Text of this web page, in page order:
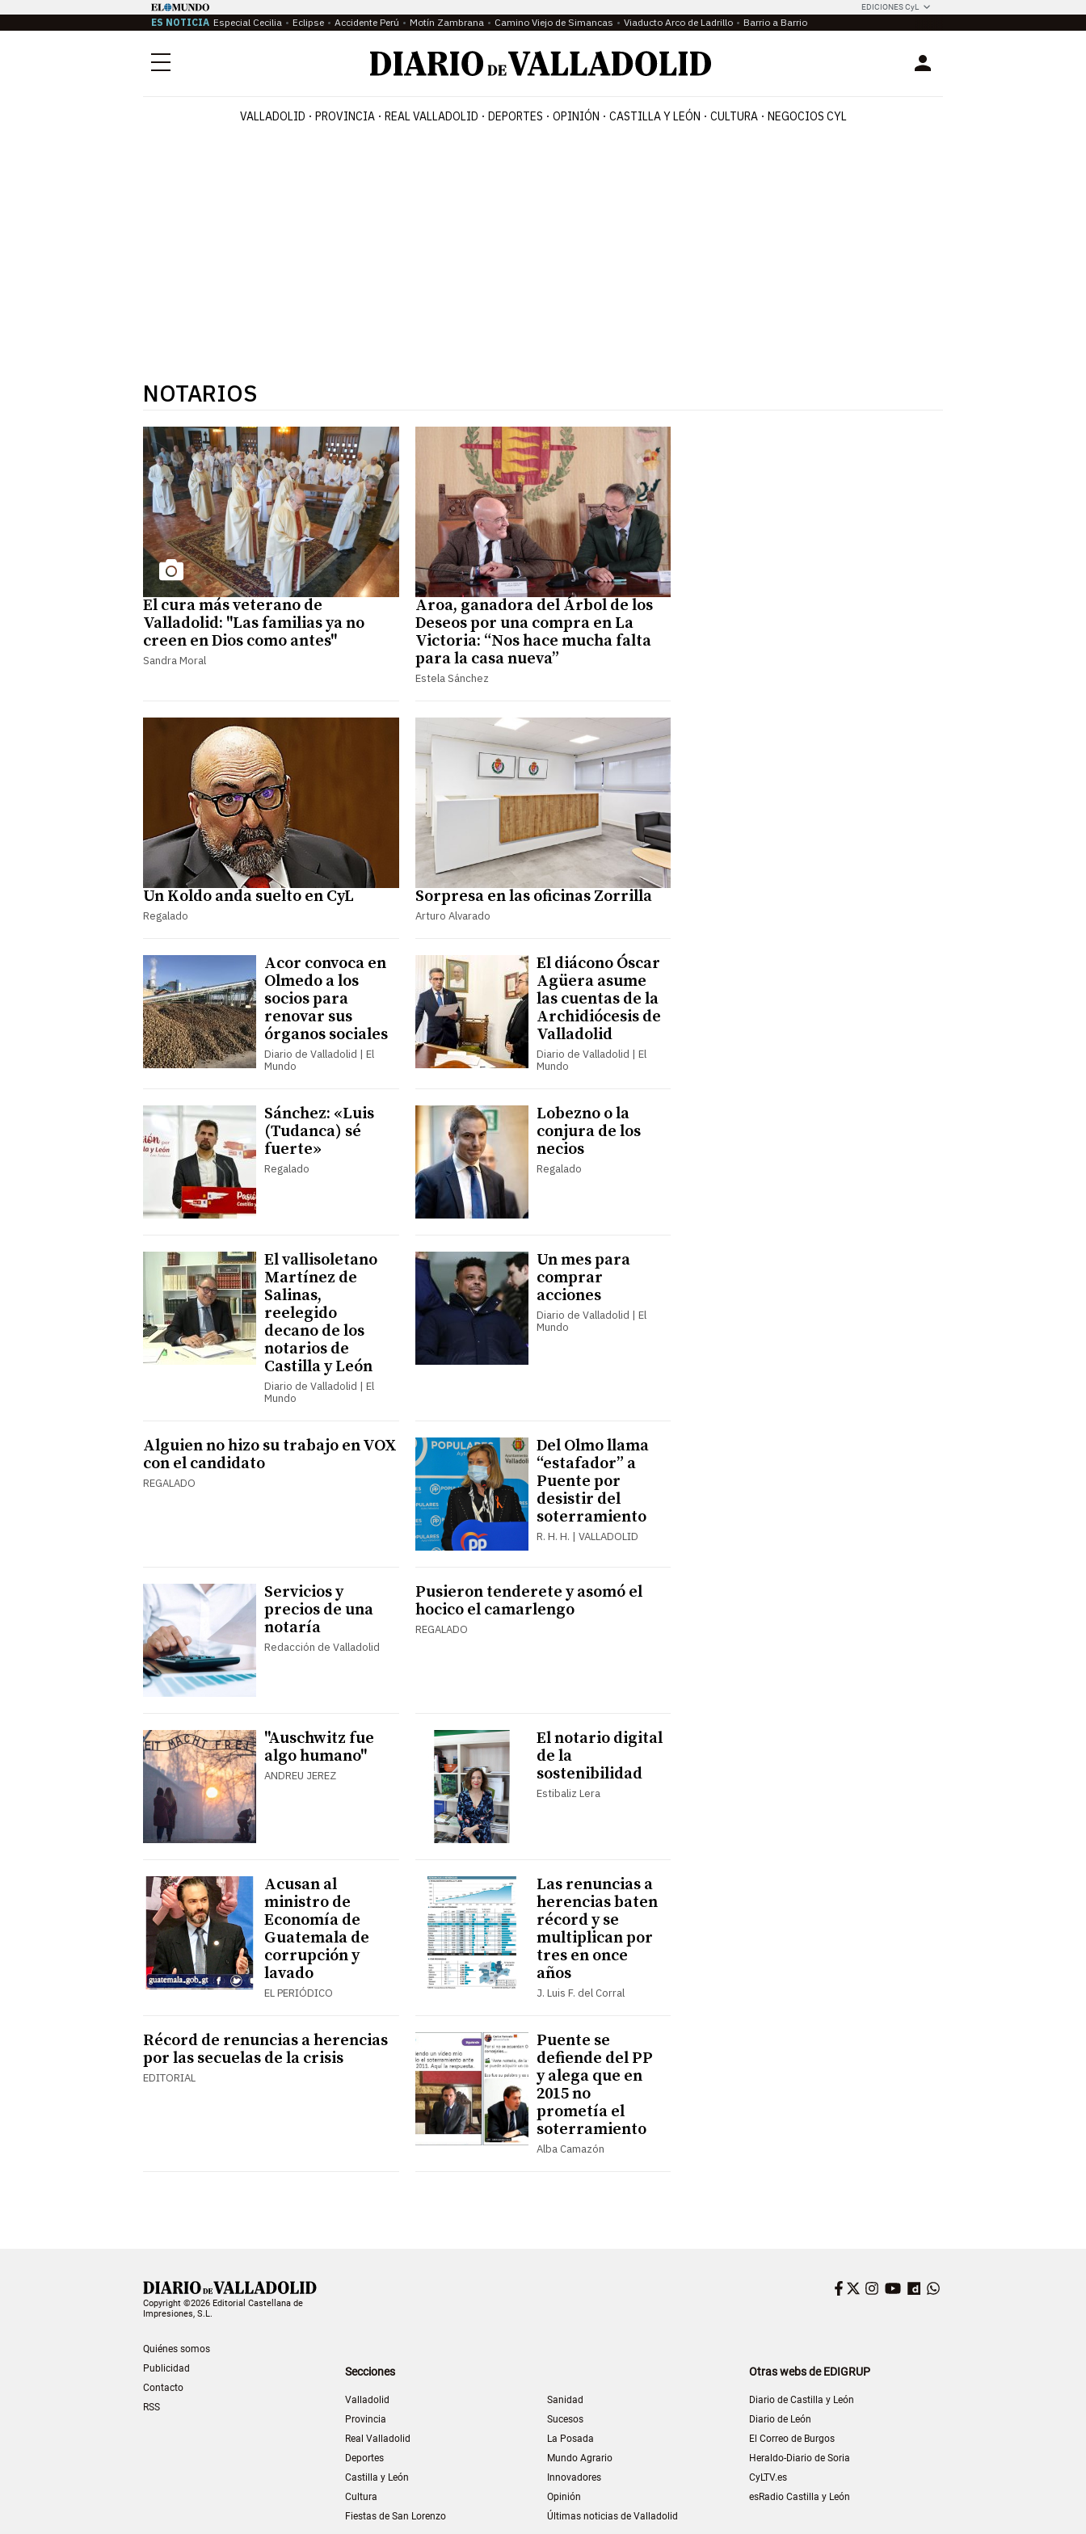
EDICIONES CyL
ES NOTICIA Especial Cecilia Eclipse Accidente Perú Motín Zambrana Camino Viejo de Simancas Viaducto Arco de Ladrillo Barrio a Barrio
Menú Login
VALLADOLID PROVINCIA REAL VALLADOLID DEPORTES OPINIÓN CASTILLA Y LEÓN CULTURA NEGOCIOS CYL
NOTARIOS
El cura más veterano de
Valladolid: "Las familias ya no
creen en Dios como antes"
Sandra Moral
Aroa, ganadora del Árbol de los
Deseos por una compra en La
Victoria: “Nos hace mucha falta
para la casa nueva”
Estela Sánchez
Un Koldo anda suelto en CyL
Regalado
Sorpresa en las oficinas Zorrilla
Arturo Alvarado
Acor convoca en
Olmedo a los
socios para
renovar sus
órganos sociales
Diario de Valladolid | El
Mundo
El diácono Óscar
Agüera asume
las cuentas de la
Archidiócesis de
Valladolid
Diario de Valladolid | El
Mundo
Sánchez: «Luis
(Tudanca) sé
fuerte»
Regalado
Lobezno o la
conjura de los
necios
Regalado
El vallisoletano
Martínez de
Salinas,
reelegido
decano de los
notarios de
Castilla y León
Diario de Valladolid | El
Mundo
Un mes para
comprar
acciones
Diario de Valladolid | El
Mundo
Alguien no hizo su trabajo en VOX
con el candidato
REGALADO
Del Olmo llama
“estafador” a
Puente por
desistir del
soterramiento
R. H. H. | VALLADOLID
Servicios y
precios de una
notaría
Redacción de Valladolid
Pusieron tenderete y asomó el
hocico el camarlengo
REGALADO
"Auschwitz fue
algo humano"
ANDREU JEREZ
El notario digital
de la
sostenibilidad
Estibaliz Lera
Acusan al
ministro de
Economía de
Guatemala de
corrupción y
lavado
EL PERIÓDICO
Las renuncias a
herencias baten
récord y se
multiplican por
tres en once
años
J. Luis F. del Corral
Récord de renuncias a herencias
por las secuelas de la crisis
EDITORIAL
Puente se
defiende del PP
y alega que en
2015 no
prometía el
soterramiento
Alba Camazón
Copyright ©2026 Editorial Castellana de
Impresiones, S.L.
Quiénes somos
Publicidad
Contacto
RSS
Facebook
Twitter
Instagram
YouTube
Dailymotion
Secciones
Valladolid
Provincia
Real Valladolid
Deportes
Castilla y León
Cultura
Fiestas de San Lorenzo
Sanidad
Sucesos
La Posada
Mundo Agrario
Innovadores
Opinión
Últimas noticias de Valladolid
Otras webs de EDIGRUP
Diario de Castilla y León
Diario de León
El Correo de Burgos
Heraldo-Diario de Soria
CyLTV.es
esRadio Castilla y León